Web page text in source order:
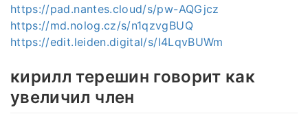
https://pad.nantes.cloud/s/pw-AQGjcz
https://md.nolog.cz/s/n1qzvgBUQ
https://edit.leiden.digital/s/I4LqvBUWm
кирилл терешин говорит как
увеличил член